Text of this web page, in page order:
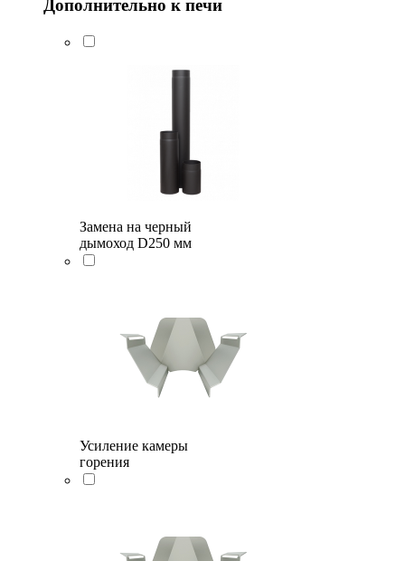
Дополнительно к печи
Замена на черный
дымоход D250 мм
Усиление камеры
горения